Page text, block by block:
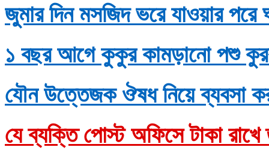
জুমার দিন মসজিদ ভরে যাওয়ার
১ বছর আগে কুকুর কামড়ানো পশু
যৌন উত্তেজক ঔষধ নিয়ে ব্যবসা
যে ব্যক্তি পোস্ট অফিসে টাকা রাখে